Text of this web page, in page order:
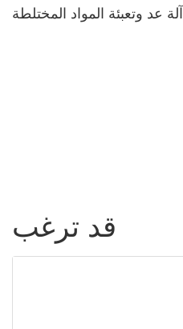
آلة عد وتعبئة المواد المختلطة
قد ترغب